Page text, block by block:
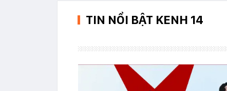
TIN NỔI BẬT KENH 14